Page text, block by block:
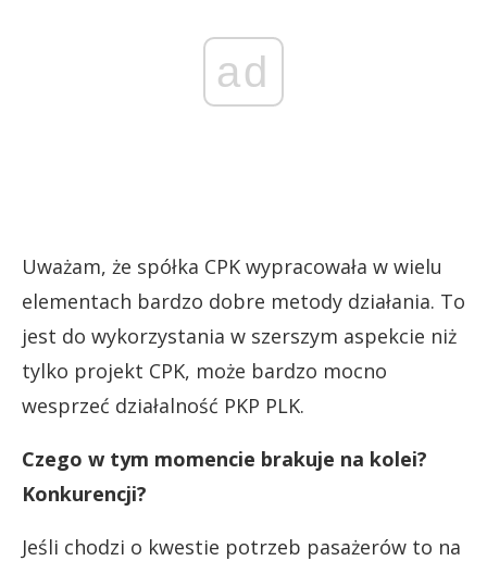
ad
Uważam, że spółka CPK wypracowała w wielu
elementach bardzo dobre metody działania. To
jest do wykorzystania w szerszym aspekcie niż
tylko projekt CPK, może bardzo mocno
wesprzeć działalność PKP PLK.
Czego w tym momencie brakuje na kolei?
Konkurencji?
Jeśli chodzi o kwestie potrzeb pasażerów to na